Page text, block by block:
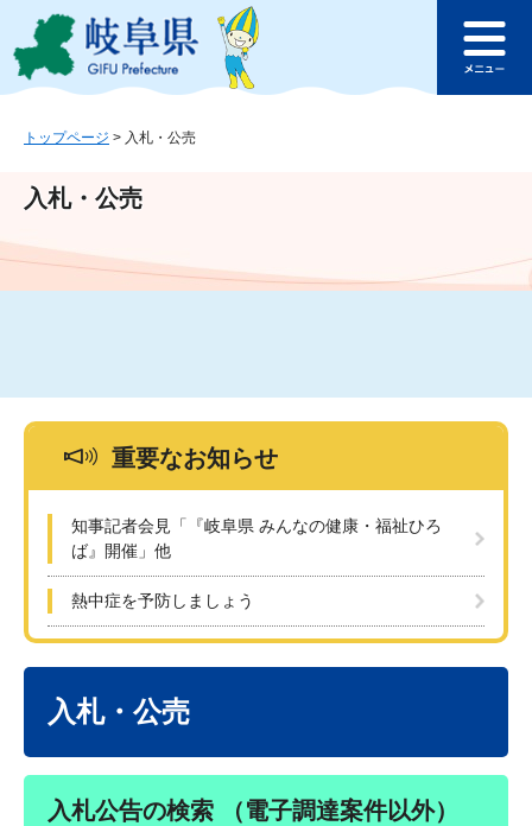
ジ
ュ
文
このページの本文へ
ュ
トップページ > 入札・公売
入札・公売
重要なお知らせ
知事記者会見「『岐阜県 みんなの健康・福祉ひろ
ば』開催」他
熱中症を予防しましょう
入札・公売
入札公告の検索 （電子調達案件以外）